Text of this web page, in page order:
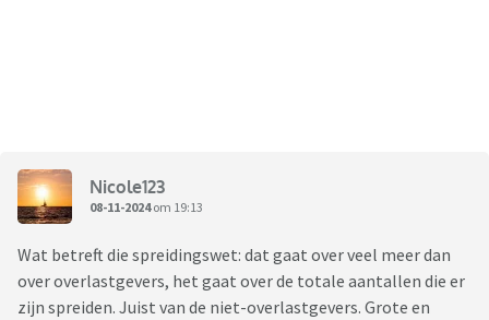
Nicole123
08-11-2024om 19:13
Wat betreft die spreidingswet: dat gaat over veel meer dan
over overlastgevers, het gaat over de totale aantallen die er
zijn spreiden. Juist van de niet-overlastgevers. Grote en